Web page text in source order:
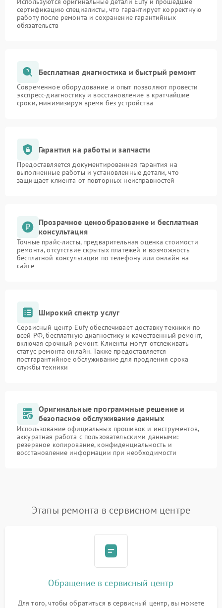
сертификацию специалисты, что гарантирует корректную
работу после ремонта и сохранение гарантийных
обязательств
Бесплатная диагностика и быстрый ремонт
Современное оборудование и опыт позволяют провести
экспресс-диагностику и восстановление в кратчайшие
сроки, минимизируя время без устройства
Гарантия на работы и запчасти
Предоставляется документированная гарантия на
выполненные работы и установленные детали, что
защищает клиента от повторных неисправностей
Прозрачное ценообразование и бесплатная
консультация
Точные прайс-листы, предварительная оценка стоимости
ремонта, отсутствие скрытых платежей и возможность
бесплатной консультации по телефону или онлайн на
сайте
Широкий спектр услуг
Сервисный центр Eufy обеспечивает доставку техники по
всей РФ, бесплатную диагностику и качественный ремонт,
включая срочный ремонт. Клиенты могут отслеживать
статус ремонта онлайн. Также предоставляется
постгарантийное обслуживание для продления срока
службы техники
Оригинальные программные решение и
безопасное обслуживание данных
Использование официальных прошивок и инструментов,
аккуратная работа с пользовательскими данными:
резервное копирование, конфиденциальность и
восстановление информации при необходимости
Этапы ремонта в сервисном центре
Обращение в сервисный центр
Для того, чтобы обратиться в сервисный центр, вы можете